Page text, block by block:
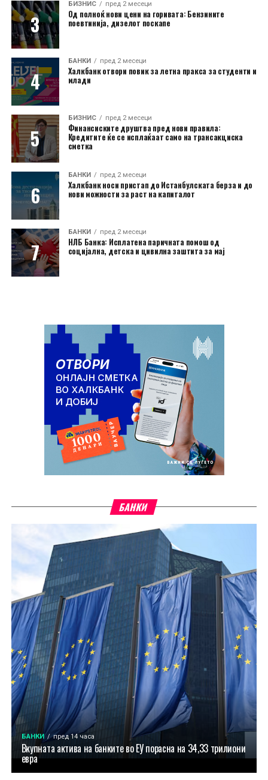
БИЗНИС пред 2 месеци
Од полноќ нови цени на горивата: Бензините
поевтинија, дизелот поскапе
БАНКИ пред 2 месеци
Халкбанк отвори повик за летна пракса за студенти и
млади
БИЗНИС пред 2 месеци
Финансиските друштва пред нови правила:
Кредитите ќе се исплаќаат само на трансакциска
сметка
БАНКИ пред 2 месеци
Халкбанк носи пристап до Истанбулската берза и до
нови можности за раст на капиталот
БАНКИ пред 2 месеци
НЛБ Банка: Исплатена паричната помош од
социјална, детска и цивилна заштита за мај
БАНКИ
БАНКИ пред 14 часа
Вкупната актива на банките во ЕУ порасна на 34,33 трилиони
евра